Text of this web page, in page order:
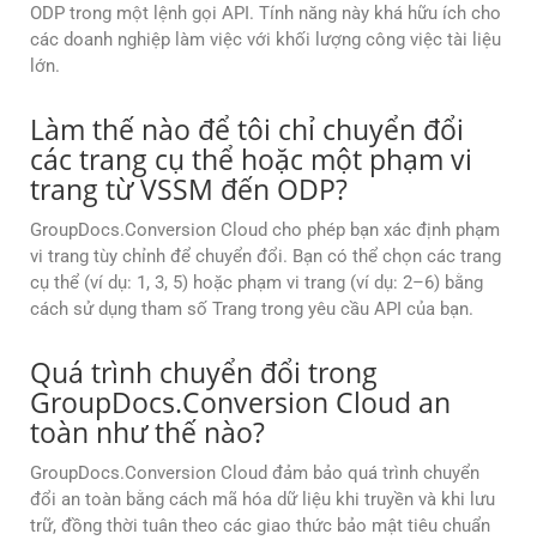
ODP trong một lệnh gọi API. Tính năng này khá hữu ích cho
các doanh nghiệp làm việc với khối lượng công việc tài liệu
lớn.
Làm thế nào để tôi chỉ chuyển đổi
các trang cụ thể hoặc một phạm vi
trang từ VSSM đến ODP?
GroupDocs.Conversion Cloud cho phép bạn xác định phạm
vi trang tùy chỉnh để chuyển đổi. Bạn có thể chọn các trang
cụ thể (ví dụ: 1, 3, 5) hoặc phạm vi trang (ví dụ: 2–6) bằng
cách sử dụng tham số Trang trong yêu cầu API của bạn.
Quá trình chuyển đổi trong
GroupDocs.Conversion Cloud an
toàn như thế nào?
GroupDocs.Conversion Cloud đảm bảo quá trình chuyển
đổi an toàn bằng cách mã hóa dữ liệu khi truyền và khi lưu
trữ, đồng thời tuân theo các giao thức bảo mật tiêu chuẩn